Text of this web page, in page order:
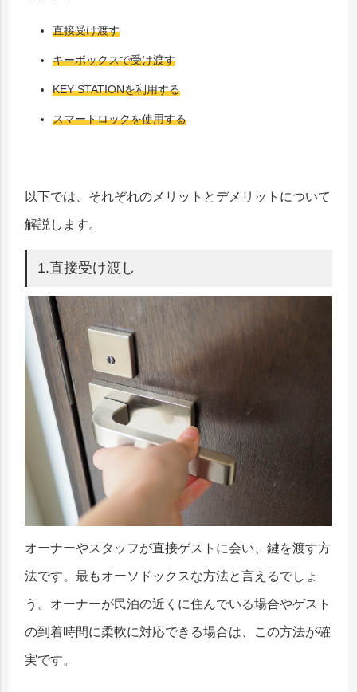
直接受け渡す
キーボックスで受け渡す
KEY STATIONを利用する
スマートロックを使用する
以下では、それぞれのメリットとデメリットについて
解説します。
1.直接受け渡し
オーナーやスタッフが直接ゲストに会い、鍵を渡す方
法です。最もオーソドックスな方法と言えるでしょ
う。オーナーが民泊の近くに住んでいる場合やゲスト
の到着時間に柔軟に対応できる場合は、この方法が確
実です。